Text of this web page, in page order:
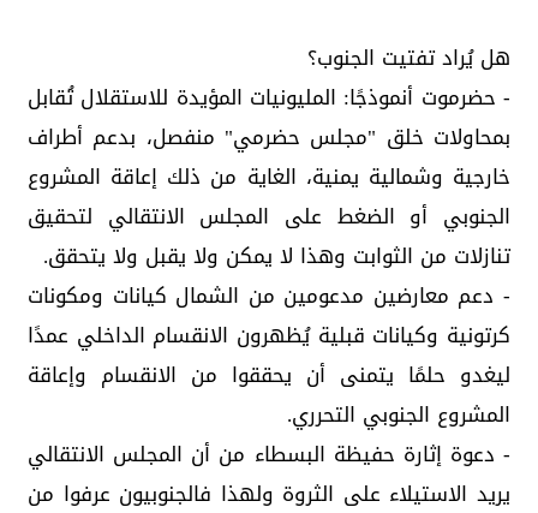
هل يُراد تفتيت الجنوب؟
- حضرموت أنموذجًا: المليونيات المؤيدة للاستقلال تُقابل
بمحاولات خلق "مجلس حضرمي" منفصل، بدعم أطراف
خارجية وشمالية يمنية، الغاية من ذلك إعاقة المشروع
الجنوبي أو الضغط على المجلس الانتقالي لتحقيق
تنازلات من الثوابت وهذا لا يمكن ولا يقبل ولا يتحقق.
- دعم معارضين مدعومين من الشمال كيانات ومكونات
كرتونية وكيانات قبلية يُظهرون الانقسام الداخلي عمدًا
ليغدو حلمًا يتمنى أن يحققوا من الانقسام وإعاقة
المشروع الجنوبي التحرري.
- دعوة إثارة حفيظة البسطاء من أن المجلس الانتقالي
يريد الاستيلاء على الثروة ولهذا فالجنوبيون عرفوا من